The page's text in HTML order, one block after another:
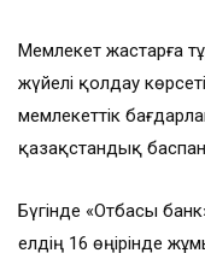
Мемлекет жастарға
жүйелі қолдау
мемлекеттік
қазақстандық
Бүгінде «Отбасы
елдің 16 өңірінде